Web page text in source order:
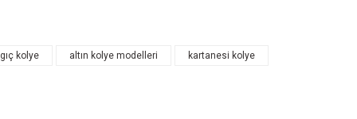
kolye altın kolye modelleri kartanesi kolye